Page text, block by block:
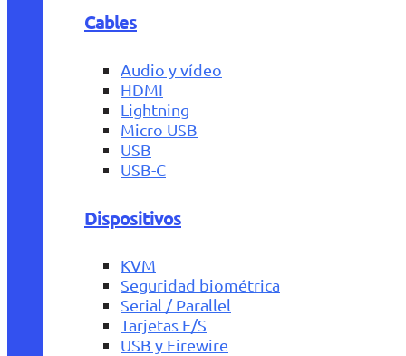
Cables
Audio y vídeo
HDMI
Lightning
Micro USB
USB
USB-C
Dispositivos
KVM
Seguridad biométrica
Serial / Parallel
Tarjetas E/S
USB y Firewire